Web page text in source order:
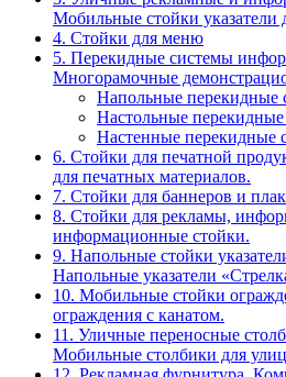
Мобильные стойки указатели
4. Стойки для меню
5. Перекидные системы
Многорамочные
Напольные перекидные
Настольные
Настенные перекидные
6. Стойки для печатной
для печатных материалов.
7. Стойки для баннеров и
8. Стойки для рекламы,
информационные стойки.
9. Напольные стойки
Напольные указатели
10. Мобильные стойки
ограждения с канатом.
11. Уличные переносные
Мобильные столбики для